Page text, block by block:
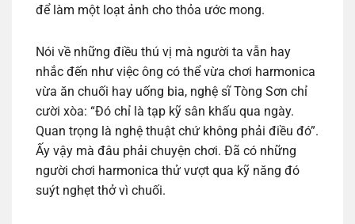
để làm một loạt ảnh cho thỏa ước mong.
Nói về những điều thú vị mà người ta vẫn hay
nhắc đến như việc ông có thể vừa chơi harmonica
vừa ăn chuối hay uống bia, nghệ sĩ Tòng Sơn chỉ
cười xòa: “Đó chỉ là tạp kỹ sân khấu qua ngày.
Quan trọng là nghệ thuật chứ không phải điều đó”.
Ấy vậy mà đâu phải chuyện chơi. Đã có những
người chơi harmonica thử vượt qua kỹ năng đó
suýt nghẹt thở vì chuối.